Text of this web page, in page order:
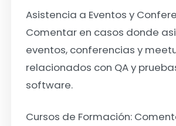
Asistencia a Eventos y
Comentar en casos donde
eventos, conferencias y
relacionados con QA y
software.
Cursos de Formación: